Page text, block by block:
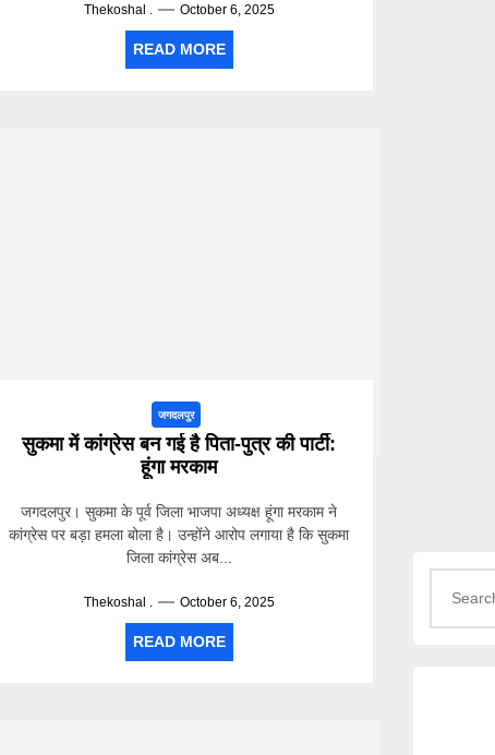
Thekoshal . October 6, 2025
READ MORE
जगदलपुर
सुकमा में कांग्रेस बन गई है पिता-पुत्र की पार्टी:
हूंगा मरकाम
जगदलपुर। सुकमा के पूर्व जिला भाजपा अध्यक्ष हूंगा मरकाम ने
कांग्रेस पर बड़ा हमला बोला है। उन्होंने आरोप लगाया है कि सुकमा
जिला कांग्रेस अब...
Thekoshal . October 6, 2025
READ MORE
for: